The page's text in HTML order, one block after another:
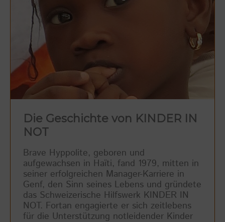
Die Geschichte von KINDER IN
NOT
Brave Hyppolite, geboren und
aufgewachsen in Haïti, fand 1979, mitten in
seiner erfolgreichen Manager-Karriere in
Genf, den Sinn seines Lebens und gründete
das Schweizerische Hilfswerk KINDER IN
NOT. Fortan engagierte er sich zeitlebens
für die Unterstützung notleidender Kinder